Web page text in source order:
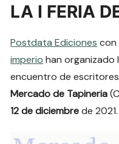
LA I FERIA
Postdata Ediciones con
imperio han organizado
encuentro de
Mercado de Tapineria
12 de diciembrede 2021.